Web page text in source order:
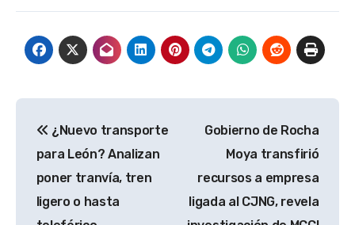
de
entradas
¿Nuevo transporte
para León? Analizan
poner tranvía, tren
ligero o hasta
Gobierno de Rocha
Moya transfirió
recursos a empresa
ligada al CJNG, revela